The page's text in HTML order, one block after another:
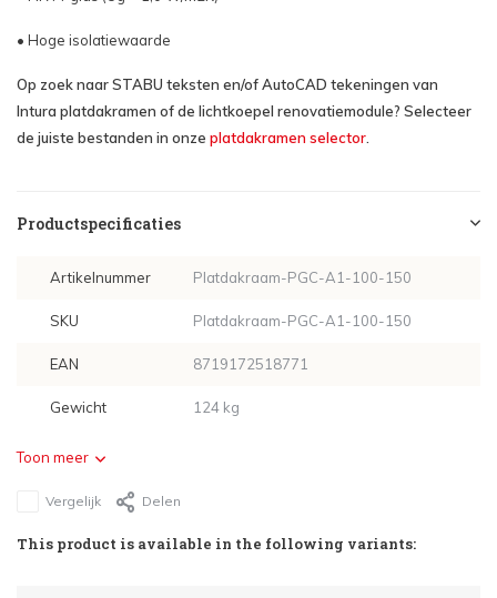
• Hoge isolatiewaarde
Op zoek naar STABU teksten en/of AutoCAD tekeningen van
Intura platdakramen of de lichtkoepel renovatiemodule? Selecteer
de juiste bestanden in onze platdakramen selector
Productspecificaties
Artikelnummer Platdakraam-PGC-A1-100-150
SKU Platdakraam-PGC-A1-100-150
EAN 8719172518771
Gewicht 124 kg
Toon meer
Vergelijk Delen
This product is available in the following variants: